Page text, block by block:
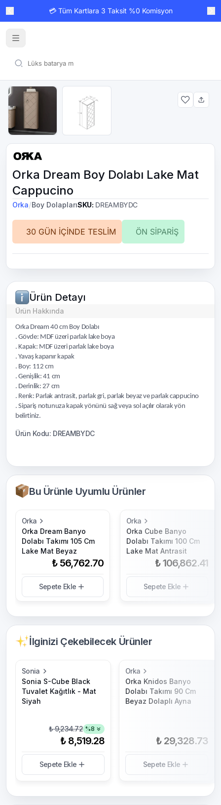
💳 Tüm Kartlara 3 Taksit %0 Komisyon
Orka Dream Boy Dolabı Lake Mat
Cappucino
Orka/Boy DolaplarıSKU: DREAMBYDC
30 GÜN İÇİNDE TESLİM ÖN SİPARİŞ
Bu Ürünle Uyumlu Ürünler
Orka
Orka Dream Banyo
Dolabı Takımı 105 Cm
Lake Mat Beyaz
₺ 56,762.70
Sepete Ekle
Orka
Orka Cube Banyo
Dolabı Takımı 100 Cm
Lake Mat Antrasit
₺ 106,862.41
Sepete Ekle
İlginizi Çekebilecek Ürünler
Sonia
Sonia S-Cube Black
Tuvalet Kağıtlık - Mat
Siyah
₺ 9,234.72 %8
₺ 8,519.28
Sepete Ekle
Orka
Orka Knidos Banyo
Dolabı Takımı 90 Cm
Beyaz Dolaplı Ayna
₺ 29,328.73
Sepete Ekle
Ürün Detayı
Ürün Hakkında
Orka Dream 40 cm Boy Dolabı
. Gövde: MDF üzeri parlak lake boya
. Kapak: MDF üzeri parlak lake boya
. Yavaş kapanır kapak
. Boy: 112 cm
. Genişlik: 41 cm
. Derinlik: 27 cm
. Renk: Parlak antrasit, parlak gri, parlak beyaz ve parlak cappucino
. Sipariş notunuza kapak yönünü sağ veya sol açılır olarak yön
belirtiniz.
Ürün Kodu: DREAMBYDC